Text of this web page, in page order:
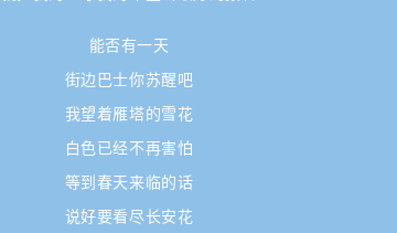
能否有一天
街边巴士你苏醒吧
我望着雁塔的雪花
白色已经不再害怕
等到春天来临的话
说好要看尽长安花